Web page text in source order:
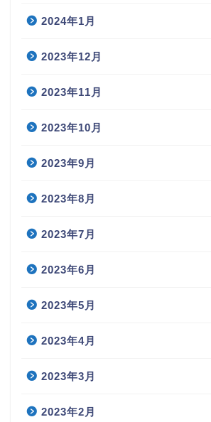
2024年1月
2023年12月
2023年11月
2023年10月
2023年9月
2023年8月
2023年7月
2023年6月
2023年5月
2023年4月
2023年3月
2023年2月